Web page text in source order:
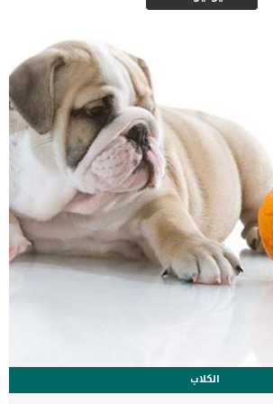
يتم تربيتها فى المنازل فيجب ان يتنوع مابين تناول
تقدم هذه الخضروات إليهم نيئة، لأن الخضروات
أن تؤدى الى إصابه السلحفاة بالإسهال، كما يمكن
بعض أنواع الفواكه الطازجة والتى منها التفاح
والخوخ والتوت. عند الحديث […]
الكلاب